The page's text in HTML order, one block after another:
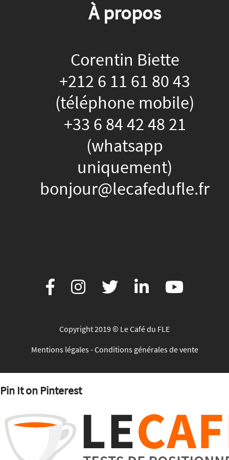
À propos
Corentin Biette
+212 6 11 61 80 43
(téléphone mobile)
+33 6 84 42 48 21
(whatsapp
uniquement)
bonjour@lecafedufle.fr
Copyright 2019 © Le Café du FLE
Mentions légales-Conditions générales de vente
Pin It on Pinterest